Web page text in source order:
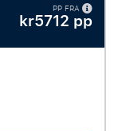
PP FRA
kr5712 pp